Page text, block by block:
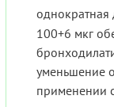
однократная
100+6 мкг
уменьшение
применении